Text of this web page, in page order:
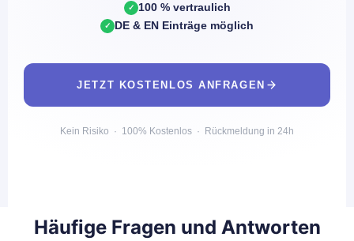
✓ 100 % vertraulich
✓ DE & EN Einträge möglich
JETZT KOSTENLOS ANFRAGEN
Kein Risiko · 100% Kostenlos · Rückmeldung in 24h
Häufige Fragen und Antworten